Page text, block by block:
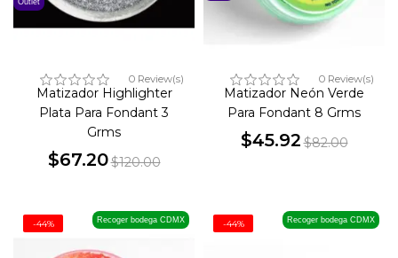
Outlet
0 Review(s)
Matizador Highlighter
Plata Para Fondant 3
Grms
$67.20$120.00
0 Review(s)
Matizador Neón Verde
Para Fondant 8 Grms
$45.92$82.00
Recoger bodega CDMX
-44% Recoger bodega CDMX
-44%